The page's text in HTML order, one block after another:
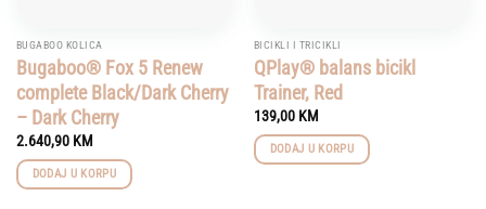
BUGABOO KOLICA
Bugaboo® Fox 5 Renew
complete Black/Dark Cherry
– Dark Cherry
2.640,90 KM
DODAJ U KORPU
BICIKLI I TRICIKLI
QPlay® balans bicikl
Trainer, Red
139,00 KM
DODAJ U KORPU